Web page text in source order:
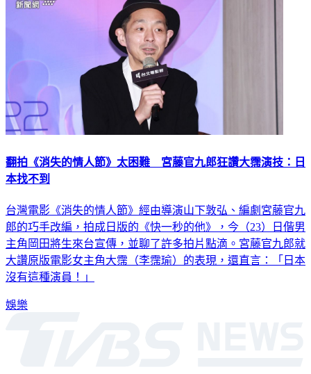
翻拍《消失的情人節》太困難 宮藤官九郎狂讚大霈演技：日
本找不到
台灣電影《消失的情人節》經由導演山下敦弘、編劇宮藤官九
郎的巧手改編，拍成日版的《快一秒的他》，今（23）日偕男
主角岡田將生來台宣傳，並聊了許多拍片點滴。宮藤官九郎就
大讚原版電影女主角大霈（李霈瑜）的表現，還直言：「日本
沒有這種演員！」
娛樂